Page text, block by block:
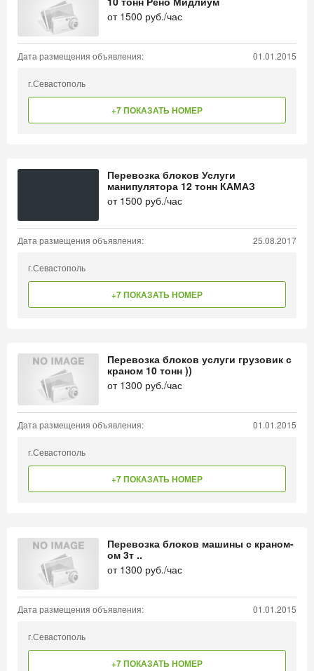
от 1500 руб./час
Дата размещения объявления: 01.01.2015
г.Севастополь
+7 ПОКАЗАТЬ НОМЕР
Перевозка блоков Услуги
манипулятора 12 тонн КАМАЗ
от 1500 руб./час
Дата размещения объявления: 25.08.2017
г.Севастополь
+7 ПОКАЗАТЬ НОМЕР
Перевозка блоков услуги грузовик с
краном 10 тонн ))
от 1300 руб./час
Дата размещения объявления: 01.01.2015
г.Севастополь
+7 ПОКАЗАТЬ НОМЕР
Перевозка блоков машины с краном-
ом 3т ..
от 1300 руб./час
Дата размещения объявления: 01.01.2015
г.Севастополь
+7 ПОКАЗАТЬ НОМЕР